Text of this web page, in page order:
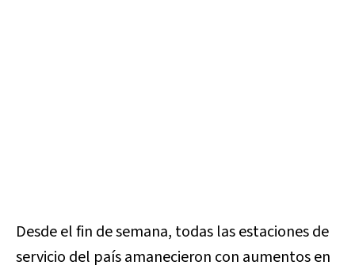
Desde el fin de semana, todas las estaciones de
servicio del país amanecieron con aumentos en